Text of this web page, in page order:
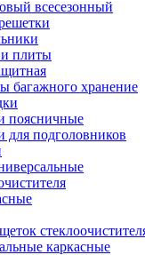
всесезонный
плиты
багажного хранение
поясничные
подголовников
каркасные